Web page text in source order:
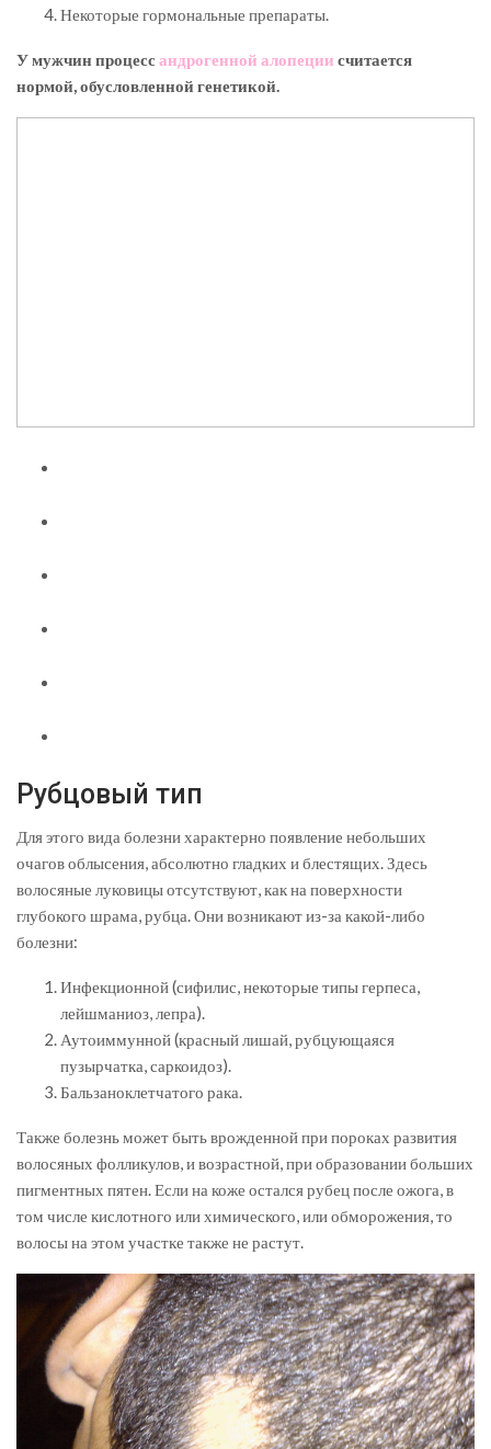
Некоторые гормональные препараты.
У мужчин процесс андрогенной алопеции считается
нормой, обусловленной генетикой.
Рубцовый тип
Для этого вида болезни характерно появление небольших
очагов облысения, абсолютно гладких и блестящих. Здесь
волосяные луковицы отсутствуют, как на поверхности
глубокого шрама, рубца. Они возникают из-за какой-либо
болезни:
Инфекционной (сифилис, некоторые типы герпеса,
лейшманиоз, лепра).
Аутоиммунной (красный лишай, рубцующаяся
пузырчатка, саркоидоз).
Бальзаноклетчатого рака.
Также болезнь может быть врожденной при пороках развития
волосяных фолликулов, и возрастной, при образовании больших
пигментных пятен. Если на коже остался рубец после ожога, в
том числе кислотного или химического, или обморожения, то
волосы на этом участке также не растут.